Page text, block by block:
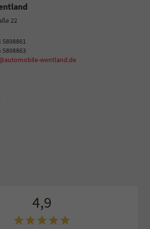
22
5898861
5898863
wentland.de
4,9